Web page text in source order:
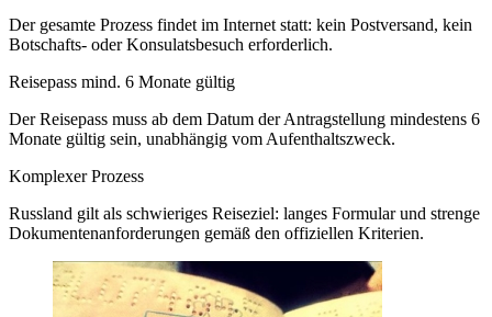
Der gesamte Prozess findet im Internet statt: kein Postversand, kein
Botschafts- oder Konsulatsbesuch erforderlich.
Reisepass mind. 6 Monate gültig
Der Reisepass muss ab dem Datum der Antragstellung mindestens 6
Monate gültig sein, unabhängig vom Aufenthaltszweck.
Komplexer Prozess
Russland gilt als schwieriges Reiseziel: langes Formular und strenge
Dokumentenanforderungen gemäß den offiziellen Kriterien.